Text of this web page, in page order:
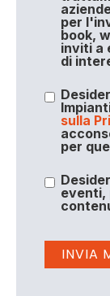
per
book,
inviti a
di
sulla
per
eventi,